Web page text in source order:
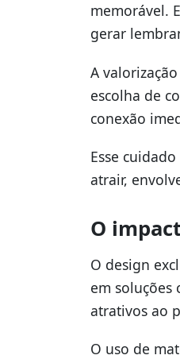
memorável.
gerar
A
escolha de
conexão
Esse
atrair,
O
O design
em soluções
atrativos ao
O uso de